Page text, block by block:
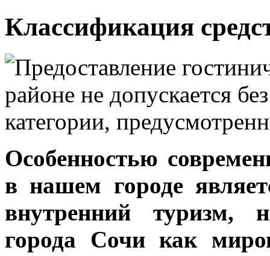
Классификация
Особенностью
в нашем городе
внутренний туризм,
города Сочи как